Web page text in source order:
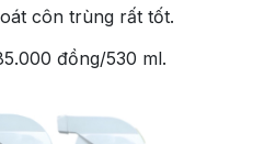
côn trùng rất tốt.
đồng/530 ml.